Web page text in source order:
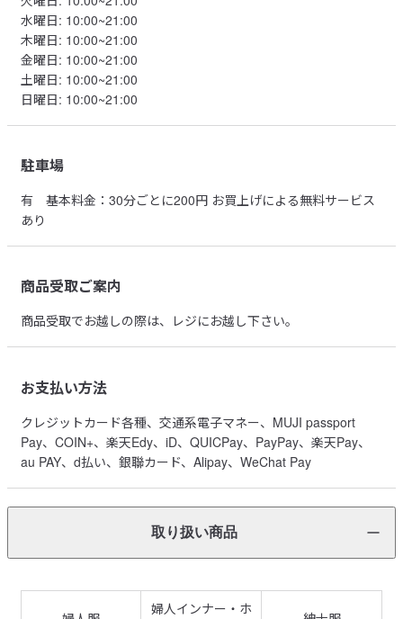
水曜日: 10:00~21:00
木曜日: 10:00~21:00
金曜日: 10:00~21:00
土曜日: 10:00~21:00
日曜日: 10:00~21:00
駐車場
有 基本料金：30分ごとに200円 お買上げによる無料サービス
あり
商品受取ご案内
商品受取でお越しの際は、レジにお越し下さい。
お支払い方法
クレジットカード各種、交通系電子マネー、MUJI passport
Pay、COIN+、楽天Edy、iD、QUICPay、PayPay、楽天Pay、
au PAY、d払い、銀聯カード、Alipay、WeChat Pay
取り扱い商品
婦人インナー・ホ